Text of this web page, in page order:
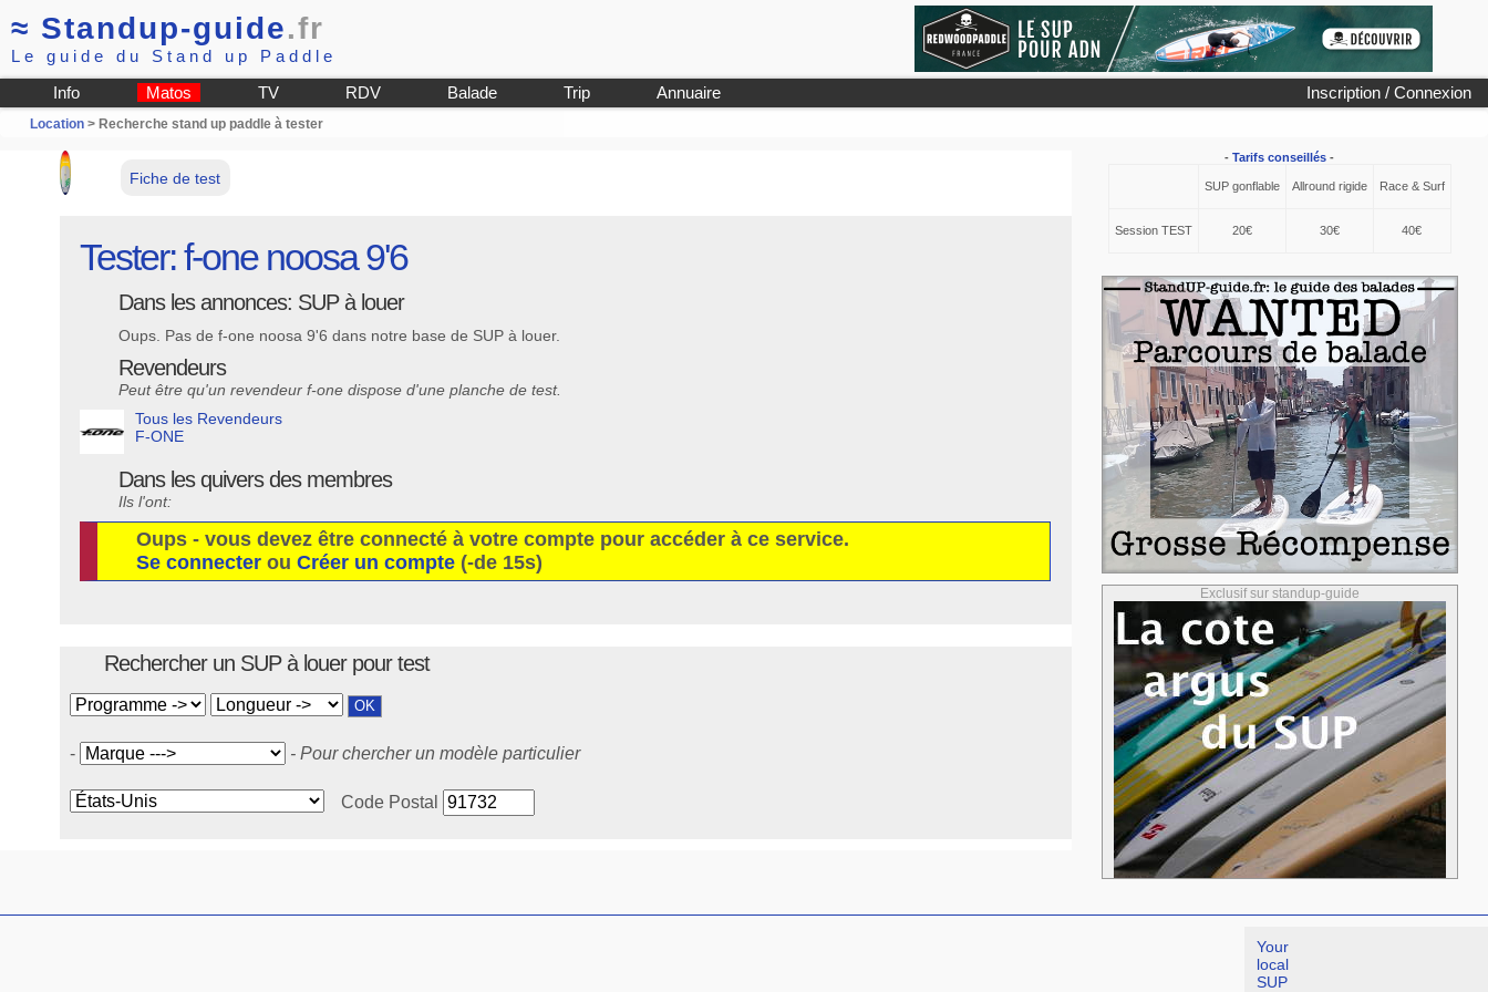
≈ Standup-guide.fr
Le guide du Stand up Paddle
Inscription / Connexion
Info Matos TV RDV Balade Trip Annuaire
Location> Recherche stand up paddle à tester
Fiche de test
Tester: f-one noosa 9'6
Dans les annonces: SUP à louer
Oups. Pas de f-one noosa 9'6 dans notre base de SUP à louer.
Revendeurs
Peut être qu'un revendeur f-one dispose d'une planche de test.
Tous les Revendeurs
F-ONE
Dans les quivers des membres
Ils l'ont:
Oups - vous devez être connecté à votre compte pour accéder à ce service.
Se connecter ouCréer un compte (-de 15s)
Rechercher un SUP à louer pour test
- - Pour chercher un modèle particulier
Code Postal
-Tarifs conseillés -
SUP gonflable Allround rigide Race & Surf
Session TEST 20€ 30€ 40€
Exclusif sur standup-guide
Your
local
SUP